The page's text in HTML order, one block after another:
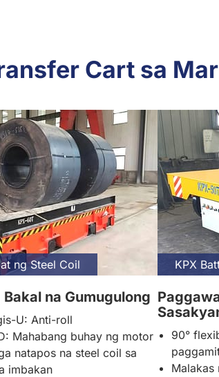
Cart sa
ng Steel Coil
na Gumugulong
U: Anti-roll
Mahabang buhay ng motor
natapos na steel coil sa
imbakan
KPX
90°
Malakas